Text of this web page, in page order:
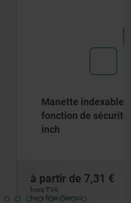
filetage et
acier passivé bleu -
DÉTAILS